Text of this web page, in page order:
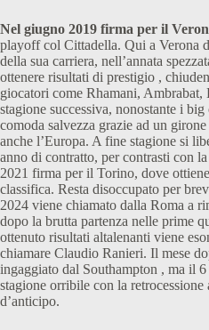
Nel giugno 2019 firma per il
playoff col Cittadella. Qui a Verona
della sua carriera, nell’annata
ottenere risultati di prestigio ,
giocatori come Rhamani, Ambrabat,
stagione successiva, nonostante i
comoda salvezza grazie ad un
anche l’Europa. A fine stagione si
anno di contratto, per contrasti con
2021 firma per il Torino, dove
classifica. Resta disoccupato per
2024 viene chiamato dalla Roma a
dopo la brutta partenza nelle prime
ottenuto risultati altalenanti viene
chiamare Claudio Ranieri. Il mese
ingaggiato dal Southampton , ma il
stagione orribile con la
d’anticipo.